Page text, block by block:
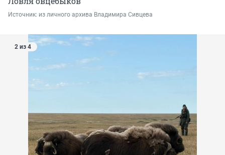
Источник: из личного архива Владимира Сивцева
2 из 4